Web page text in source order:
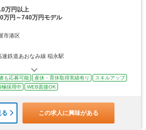
万円以上
万円～740万円モデル
市港区
速鉄道あおなみ線 稲永駅
も応募可能 産休・育休取得実績有り
スキルアップ
極採用中 WEB面接OK
る この求人に興味がある